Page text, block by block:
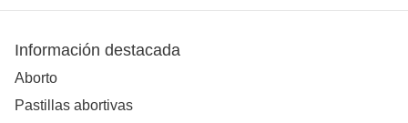
Información destacada
Aborto
Pastillas abortivas